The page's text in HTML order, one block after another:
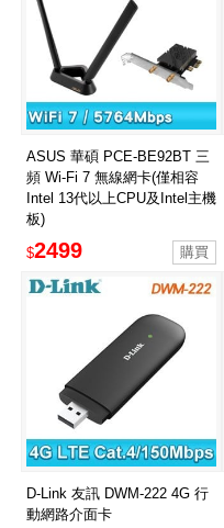
ASUS 華碩 PCE-BE92BT 三
頻 Wi-Fi 7 無線網卡(僅相容
Intel 13代以上CPU及Intel主機
板)
$2499
D-Link 友訊 DWM-222 4G 行
動網路介面卡